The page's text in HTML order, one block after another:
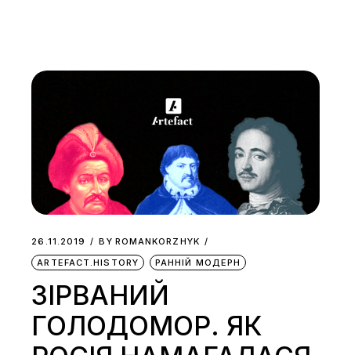
26.11.2019 BY ROMANKORZHYK
ARTEFACT.HISTORY
РАННІЙ МОДЕРН
ЗІРВАНИЙ
ГОЛОДОМОР. ЯК